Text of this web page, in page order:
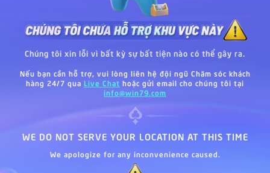
Chúng tôi xin lỗi vì bất kỳ sự bất tiện nào có thể gây ra.
Nếu bạn cần hỗ trợ, vui lòng liên hệ đội ngũ Chăm sóc khách
hàng 24/7 qua Live Chat hoặc gửi email cho chúng tôi tại
info@win79.com
WE DO NOT SERVE YOUR LOCATION AT THIS TIME
We apologize for any inconvenience caused.